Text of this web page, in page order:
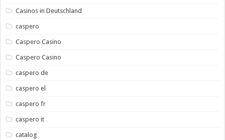
Casinos in Deutschland
caspero
Caspero Casino
Caspero Casino
caspero de
caspero el
caspero fr
caspero it
catalog